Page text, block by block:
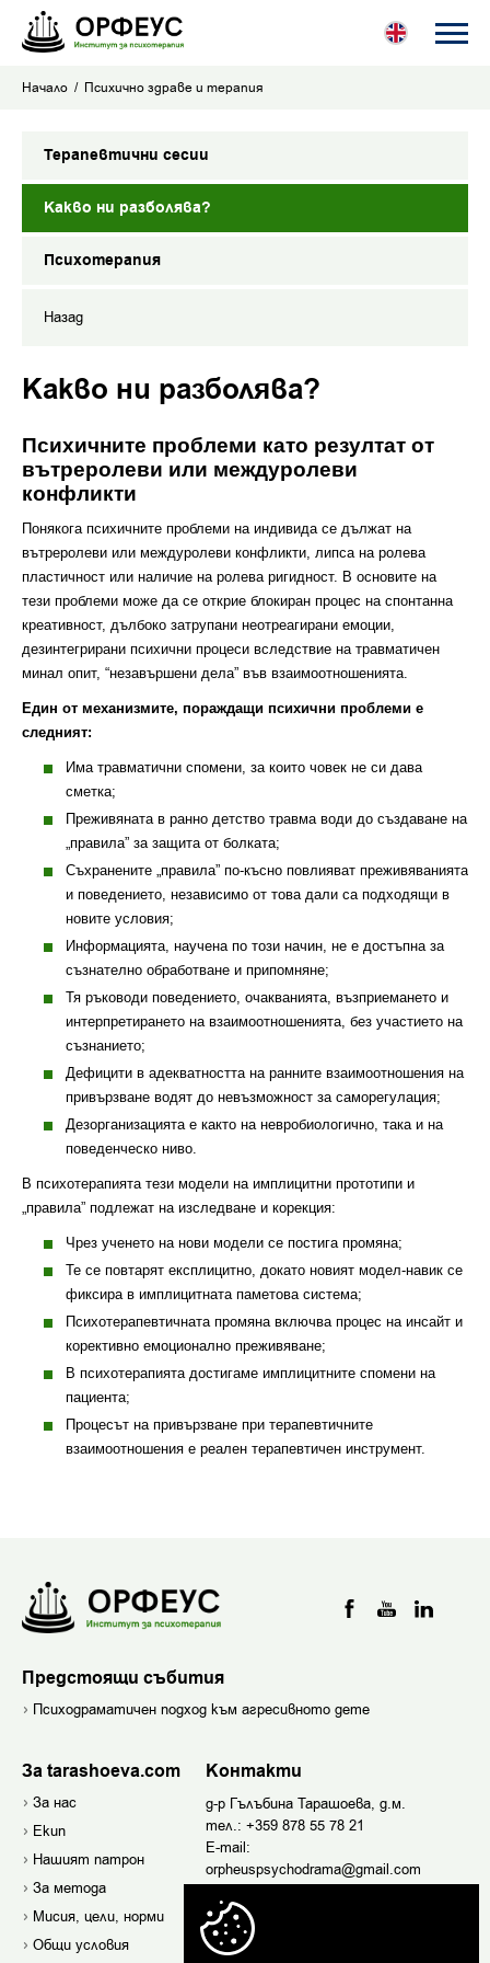
Начало Психично здраве и терапия
Терапевтични сесии
Какво ни разболява?
Психотерапия
Назад
Какво ни разболява?
Психичните проблеми като резултат от
вътреролеви или междуролеви
конфликти
Понякога психичните проблеми на индивида се дължат на
вътреролеви или междуролеви конфликти, липса на ролева
пластичност или наличие на ролева ригидност. В основите на
тези проблеми може да се открие блокиран процес на спонтанна
креативност, дълбоко затрупани неотреагирани емоции,
дезинтегрирани психични процеси вследствие на травматичен
минал опит, “незавършени дела” във взаимоотношенията.
Един от механизмите, пораждащи психични проблеми е
следният:
Има травматични спомени, за които човек не си дава
сметка;
Преживяната в ранно детство травма води до създаване на
„правила” за защита от болката;
Съхранените „правила” по-късно повлияват преживяванията
и поведението, независимо от това дали са подходящи в
новите условия;
Информацията, научена по този начин, не е достъпна за
съзнателно обработване и припомняне;
Тя ръководи поведението, очакванията, възприемането и
интерпретирането на взаимоотношенията, без участието на
съзнанието;
Дефицити в адекватността на ранните взаимоотношения на
привързване водят до невъзможност за саморегулация;
Дезорганизацията е както на невробиологично, така и на
поведенческо ниво.
В психотерапията тези модели на имплицитни прототипи и
„правила” подлежат на изследване и корекция:
Чрез ученето на нови модели се постига промяна;
Те се повтарят експлицитно, докато новият модел-навик се
фиксира в имплицитната паметова система;
Психотерапевтичната промяна включва процес на инсайт и
корективно емоционално преживяване;
В психотерапията достигаме имплицитните спомени на
пациента;
Процесът на привързване при терапевтичните
взаимоотношения е реален терапевтичен инструмент.
Предстоящи събития
Психодраматичен подход към агресивното дете
За tarashoeva.com
За нас
Екип
Нашият патрон
За метода
Мисия, цели, норми
Общи условия
Контакти
д-р Гълъбина Тарашоева, д.м.
тел.: +359 878 55 78 21
E-mail:
orpheuspsychodrama@gmail.com
д-р Петра Маринова, д.м.
E-mail: